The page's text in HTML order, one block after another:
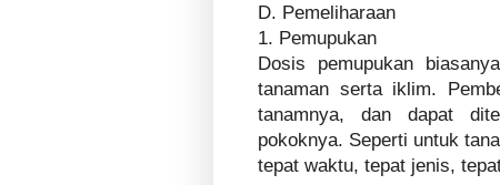
D. Pemeliharaan
1. Pemupukan
Dosis pemupukan
tanaman serta iklim.
tanamnya, dan dapat
pokoknya. Seperti untuk
tepat waktu, tepat jenis,